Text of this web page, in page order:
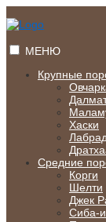
к
МЕНЮ
Крупные
Хаски
Средние
Корги
Шелти
Джек
Сиба-